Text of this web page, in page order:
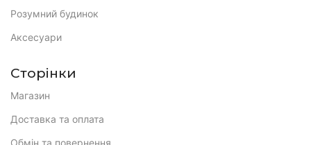
Розумний будинок
Аксесуари
Сторінки
Магазин
Доставка та оплата
Обмін та повернення